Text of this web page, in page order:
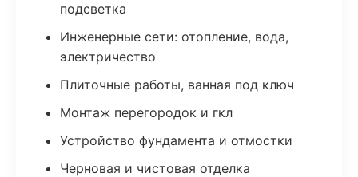
подсветка
Инженерные сети: отопление, вода,
электричество
Плиточные работы, ванная под ключ
Монтаж перегородок и гкл
Устройство фундамента и отмостки
Черновая и чистовая отделка